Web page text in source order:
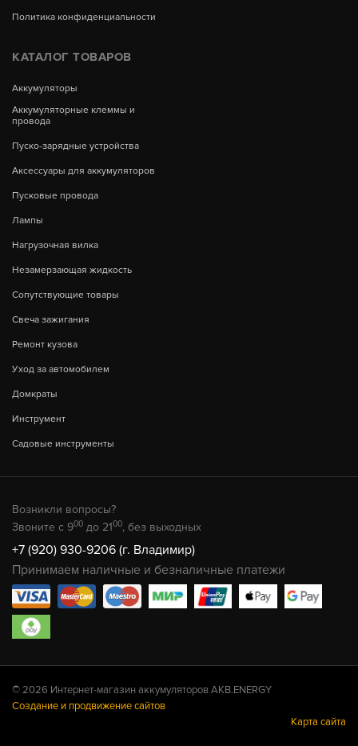
Политика конфиденциальности
КАТАЛОГ ТОВАРОВ
Аккумуляторы
Аккумуляторные клеммы и
провода
Пуско-зарядные устройства
Аксессуары для аккумуляторов
Пусковые провода
Лампы
Нагрузочная вилка
Незамерзающая жидкость
Сопутствующие товары
Свеча зажигания
Ремонт кузова
Уход за автомобилем
Домкраты
Инструмент
Садовые инструменты
Возникли вопросы?
Звоните с 900 до 2100, без выходных
+7 (920) 930-9206 (г. Владимир)
Принимаем наличные и безналичные платежи
© 2026 Интернет-магазин аккумуляторов AKB.ENERGY
Создание и продвижение сайтов
Карта сайта